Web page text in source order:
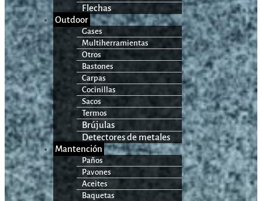
Flechas
Outdoor
Gases
Multiherramientas
Otros
Bastones
Carpas
Cocinillas
Sacos
Termos
Brújulas
Detectores de metales
Mantención
Paños
Pavones
Aceites
Baquetas